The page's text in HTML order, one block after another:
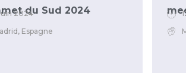
2024
Espagne
du Sud 2024